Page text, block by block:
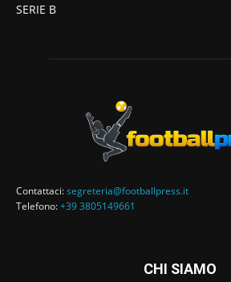
SERIE B
Contattaci:segreteria@footballpress.it
Telefono:+39 3805149661
CHI SIAMO